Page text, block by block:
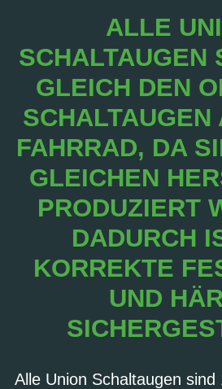
ALLE
SCHALTAUGEN
GLEICH DEN
SCHALTAUGEN
FAHRRAD, DA
GLEICHEN
PRODUZIERT
DADURCH
KORREKTE
UND
Alle Union Schaltaugen sind